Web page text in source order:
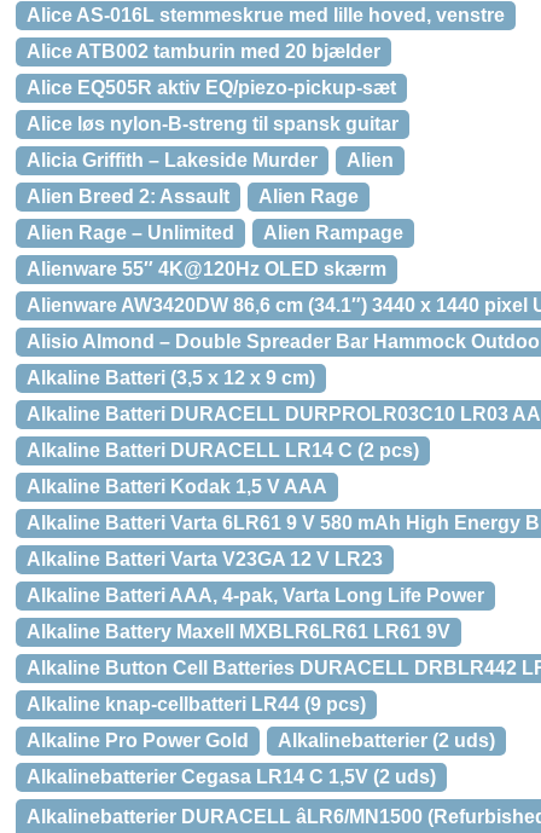
Alice AS-016L stemmeskrue med lille hoved, venstre
Alice ATB002 tamburin med 20 bjælder
Alice EQ505R aktiv EQ/piezo-pickup-sæt
Alice løs nylon-B-streng til spansk guitar
Alicia Griffith – Lakeside Murder
Alien
Alien Breed 2: Assault
Alien Rage
Alien Rage – Unlimited
Alien Rampage
Alienware 55″ 4K@120Hz OLED skærm
Alienware AW3420DW 86,6 cm (34.1″) 3440 x 1440
Alisio Almond – Double Spreader Bar Hammock
Alkaline Batteri (3,5 x 12 x 9 cm)
Alkaline Batteri DURACELL DURPROLR03C10 LR03
Alkaline Batteri DURACELL LR14 C (2 pcs)
Alkaline Batteri Kodak 1,5 V AAA
Alkaline Batteri Varta 6LR61 9 V 580 mAh High Energy
Alkaline Batteri Varta V23GA 12 V LR23
Alkaline Batteri AAA, 4-pak, Varta Long Life Power
Alkaline Battery Maxell MXBLR6LR61 LR61 9V
Alkaline Button Cell Batteries DURACELL DRBLR442
Alkaline knap-cellbatteri LR44 (9 pcs)
Alkaline Pro Power Gold
Alkalinebatterier (2 uds)
Alkalinebatterier Cegasa LR14 C 1,5V (2 uds)
Alkalinebatterier DURACELL âLR6/MN1500